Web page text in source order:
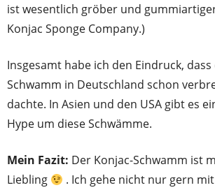
ist wesentlich gröber und
Konjac Sponge Company.)
Insgesamt habe ich den Eindruck,
Schwamm in Deutschland schon
dachte. In Asien und den USA gibt es
Hype um diese Schwämme.
Mein Fazit: Der Konjac-Schwamm ist
Liebling
. Ich gehe nicht nur gern